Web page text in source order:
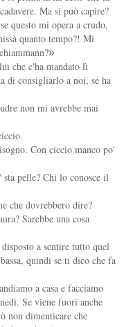
Ma si può capire?
questo mi opera a crudo,
quanto tempo?! Mi
»
che c'ha mandato lì
di consigliarlo a noi, se ha
non mi avrebbe mai
Con ciccio manco po'
pelle? Chi lo conosce il
che dovrebbero dire?
Sarebbe una cosa
a sentire tutto quel
quindi se ti dico che fa
a casa e facciamo
Se viene fuori anche
non dimenticare che